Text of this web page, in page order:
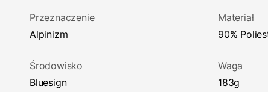
Przeznaczenie
Alpinizm
Materiał
90%
Środowisko
Bluesign
Waga
183g